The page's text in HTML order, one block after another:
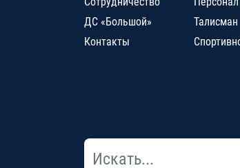
ДС «Большой»
Контакты
Талисман